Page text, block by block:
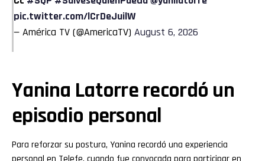
pic.twitter.com/lCrDeJuilW
— América TV (@AmericaTV) August 6, 2026
Yanina Latorre recordó un
episodio personal
Para reforzar su postura, Yanina recordó una experiencia